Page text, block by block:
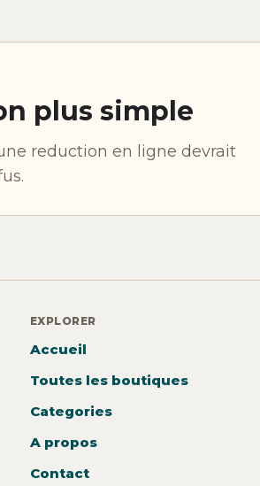
plus simple
reduction en ligne devrait
EXPLORER
Accueil
Toutes les boutiques
Categories
A propos
Contact